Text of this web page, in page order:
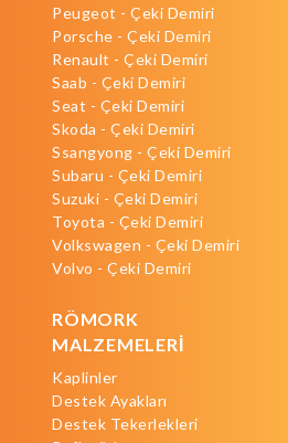
Peugeot - Çeki Demiri
Porsche - Çeki Demiri
Renault - Çeki Demiri
Saab - Çeki Demiri
Seat - Çeki Demiri
Skoda - Çeki Demiri
Ssangyong - Çeki Demiri
Subaru - Çeki Demiri
Suzuki - Çeki Demiri
Toyota - Çeki Demiri
Volkswagen - Çeki Demiri
Volvo - Çeki Demiri
RÖMORK
MALZEMELERİ
Kaplinler
Destek Ayakları
Destek Tekerlekleri